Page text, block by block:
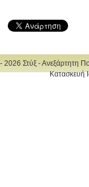
Στύξ - Ανεξάρτητη
Κατασκευή